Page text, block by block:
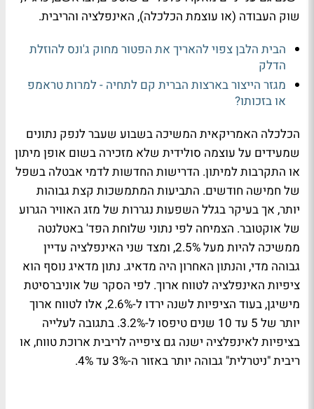
שוק העבודה (או עוצמת הכלכלה), האינפלציה והריבית.
הבית הלבן צפוי להאריך את הפטור מחוק ג'ונס להוזלת
הדלק
מגזר הייצור בארצות הברית קם לתחיה - למרות טראמפ
או בזכותו?
הכלכלה האמריקאית המשיכה בשבוע שעבר לנפק נתונים
שמעידים על עוצמה סולידית שלא מזכירה בשום אופן מיתון
או התקרבות למיתון. הדרישות החדשות לדמי אבטלה בשפל
של חמישה חודשים. התביעות המתמשכות קצת גבוהות
יותר, אך בעיקר בגלל השפעות נגררות של מזג האוויר הגרוע
של אוקטובר. הצמיחה לפי נתוני שלוחת הפד' באטלנטה
ממשיכה להיות מעל 2.5%, ומצד שני האינפלציה עדיין
גבוהה מדי, והנתון האחרון היה מדאיג. נתון מדאיג נוסף הוא
ציפיות האינפלציה לטווח ארוך. לפי הסקר של אוניברסיטת
מישיגן, בעוד הציפיות לשנה ירדו ל-2.6%, אלו לטווח ארוך
יותר של 5 עד 10 שנים טיפסו ל-3.2%. בתגובה לעלייה
בציפיות לאינפלציה ישנה גם ציפייה לריבית ארוכת טווח, או
ריבית "ניטרלית" גבוהה יותר באזור ה-3% עד 4%.